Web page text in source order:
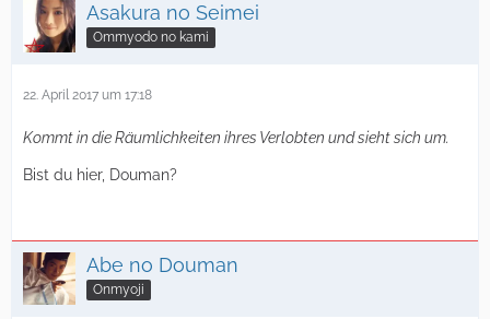
Asakura no Seimei
Ommyodo no kami
22. April 2017 um 17:18
Kommt in die Räumlichkeiten ihres Verlobten und sieht sich um.
Bist du hier, Douman?
Abe no Douman
Onmyoji